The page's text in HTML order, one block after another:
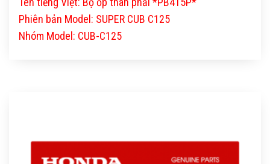
Phiên bản Model: SUPER CUB C125
Nhóm Model: CUB-C125